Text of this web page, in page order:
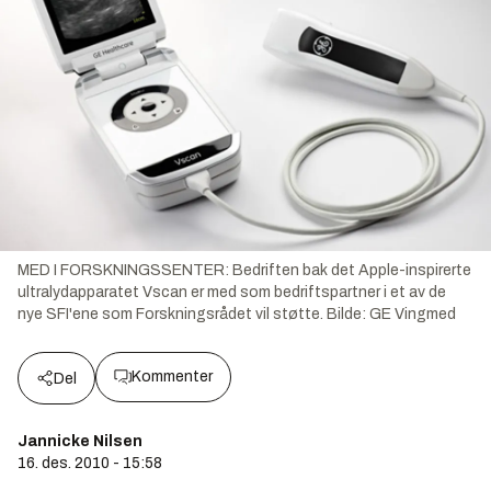
MED I FORSKNINGSSENTER: Bedriften bak det Apple-inspirerte
ultralydapparatet Vscan er med som bedriftspartner i et av de
nye SFI'ene som Forskningsrådet vil støtte. Bilde: GE Vingmed
Del Kommenter
Jannicke Nilsen
16. des. 2010 - 15:58